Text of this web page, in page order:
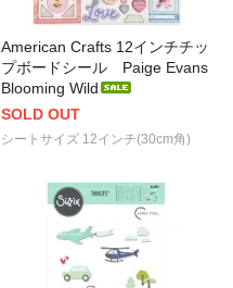
American Crafts 12インチチッ
プボードシール Paige Evans
Blooming Wild
SOLD OUT
シートサイズ 12インチ(30cm角)